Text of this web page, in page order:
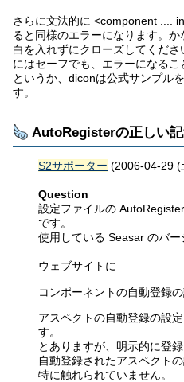
さらに文法的に <component ....
ると同様のエラーになります。
白を入れずにクローズしてくだ
にはセーフでも、エラーになるこ
というか、diconは公式サンプル
す。
AutoRegisterの正しい記
S2サポーター (2006-04-29 (
Question
設定ファイルの
です。
使用している Seasar のバー
ウェブサイトに
コンポーネントの自動登録の
アスペクトの自動登録の設
す。
とありますが、明示的に登
自動登録されたアスペクト
特に触れられていません。